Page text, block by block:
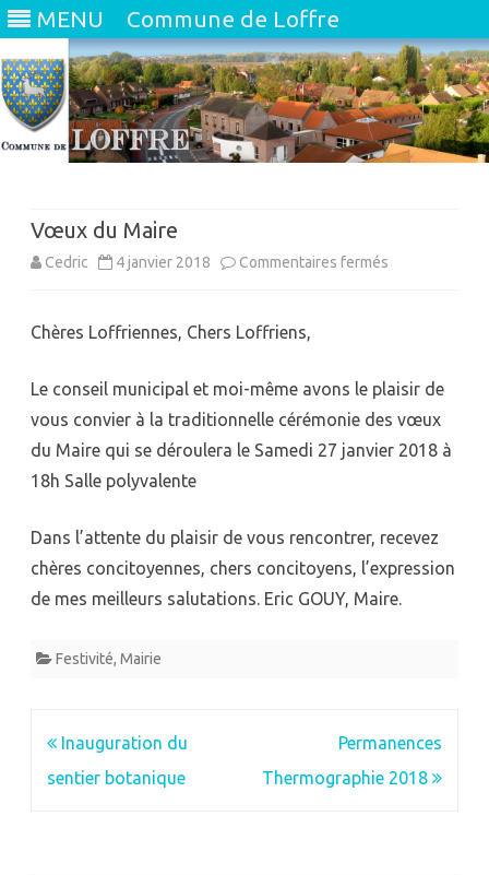
MENU Commune de Loffre
Vœux du Maire
Cedric 4 janvier 2018 Commentaires fermés
Chères Loffriennes, Chers Loffriens,
Le conseil municipal et moi-même avons le plaisir de
vous convier à la traditionnelle cérémonie des vœux
du Maire qui se déroulera le Samedi 27 janvier 2018 à
18h Salle polyvalente
Dans l’attente du plaisir de vous rencontrer, recevez
chères concitoyennes, chers concitoyens, l’expression
de mes meilleurs salutations. Eric GOUY, Maire.
Festivité, Mairie
Navigation
de
Inauguration du
sentier botanique
Permanences
Thermographie 2018